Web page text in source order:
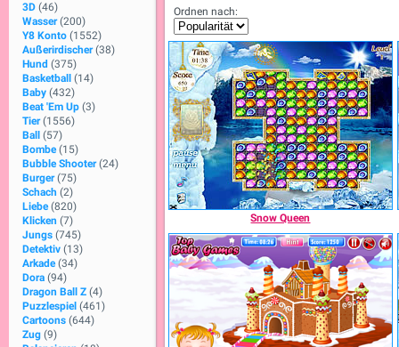
3D (46)
Wasser (200)
Y8 Konto (1552)
Außerirdischer (38)
Hund (375)
Basketball
(14)
Baby (432)
Beat 'Em Up (3)
Tier (1556)
Ball
(57)
Bombe (15)
Bubble Shooter (24)
Burger (75)
Schach (2)
Liebe (820)
Klicken (7)
Jungs (745)
Detektiv (13)
Arkade (34)
Dora (94)
Dragon Ball Z (4)
Puzzlespiel (461)
Cartoons (644)
Zug (9)
Ordnen nach:
Snow Queen